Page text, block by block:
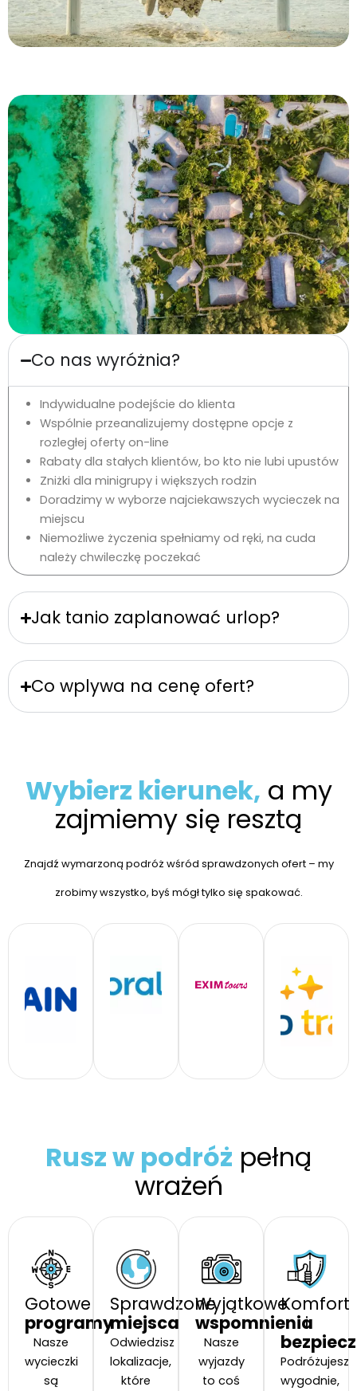
Co nas wyróżnia?
Indywidualne podejście do klienta
Wspólnie przeanalizujemy dostępne opcje z
rozległej oferty on-line
Rabaty dla stałych klientów, bo kto nie lubi upustów
Zniżki dla minigrupy i większych rodzin
Doradzimy w wyborze najciekawszych wycieczek na
miejscu
Niemożliwe życzenia spełniamy od ręki, na cuda
należy chwileczkę poczekać
Jak tanio zaplanować urlop?
Co wplywa na cenę ofert?
Wybierz kierunek, a my
zajmiemy się resztą
Znajdź wymarzoną podróż wśród sprawdzonych ofert – my
zrobimy wszystko, byś mógł tylko się spakować.
Rusz w podróż pełną
wrażeń
Gotowe
programy
Nasze
wycieczki
są
Sprawdzone
miejsca
Odwiedzisz
lokalizacje,
które
Wyjątkowe
wspomnienia
Nasze
wyjazdy
to coś
Komfort
i
Podróżujesz
wygodnie,